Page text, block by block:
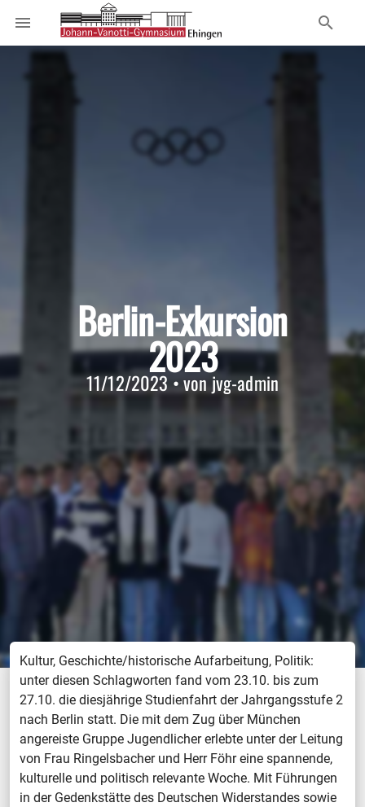
Berlin-Exkursion
2023
11/12/2023 • von jvg-admin
Kultur, Geschichte/historische Aufarbeitung, Politik:
unter diesen Schlagworten fand vom 23.10. bis zum
27.10. die diesjährige Studienfahrt der Jahrgangsstufe 2
nach Berlin statt. Die mit dem Zug über München
angereiste Gruppe Jugendlicher erlebte unter der Leitung
von Frau Ringelsbacher und Herr Föhr eine spannende,
kulturelle und politisch relevante Woche. Mit Führungen
in der Gedenkstätte des Deutschen Widerstandes sowie